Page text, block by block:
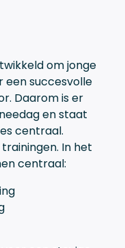
om jonge
succesvolle
Daarom is er
en staat
centraal.
In het
centraal: